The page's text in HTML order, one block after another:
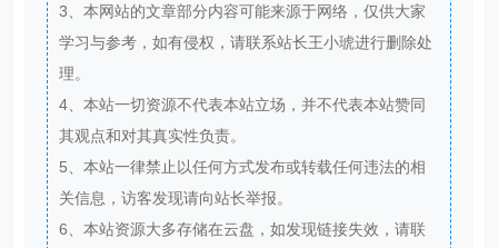
3、本网站的文章部分内容可能来源于网络，仅供大家
学习与参考，如有侵权，请联系站长王小琥进行删除处
理。
4、本站一切资源不代表本站立场，并不代表本站赞同
其观点和对其真实性负责。
5、本站一律禁止以任何方式发布或转载任何违法的相
关信息，访客发现请向站长举报。
6、本站资源大多存储在云盘，如发现链接失效，请联